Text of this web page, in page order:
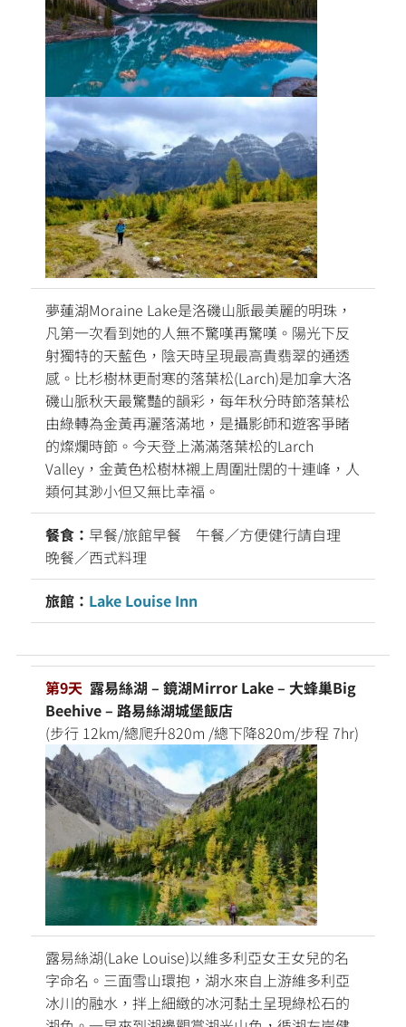
夢蓮湖Moraine Lake是洛磯山脈最美麗的明珠，
凡第一次看到她的人無不驚嘆再驚嘆。陽光下反
射獨特的天藍色，陰天時呈現最高貴翡翠的通透
感。比杉樹林更耐寒的落葉松(Larch)是加拿大洛
磯山脈秋天最驚豔的韻彩，每年秋分時節落葉松
由綠轉為金黃再灑落滿地，是攝影師和遊客爭睹
的燦爛時節。今天登上滿滿落葉松的Larch
Valley，金黃色松樹林襯上周圍壯闊的十連峰，人
類何其渺小但又無比幸福。
餐食： 早餐/旅館早餐 午餐／方便健行請自理
晚餐／西式料理
旅館： Lake Louise Inn
第9天 露易絲湖 – 鏡湖Mirror Lake – 大蜂巢Big
Beehive – 路易絲湖城堡飯店
(步行 12km/總爬升820m /總下降820m/步程 7hr)
露易絲湖(Lake Louise)以維多利亞女王女兒的名
字命名。三面雪山環抱，湖水來自上游維多利亞
冰川的融水，拌上細緻的冰河黏土呈現綠松石的